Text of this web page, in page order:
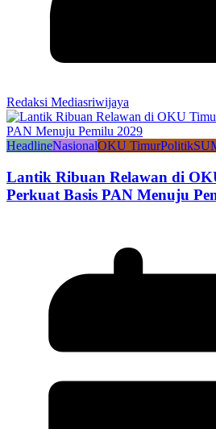
Redaksi Mediasriwijaya
HeadlineNasionalOKU TimurPolitik
Lantik Ribuan Relawan di
Perkuat Basis PAN Menuju